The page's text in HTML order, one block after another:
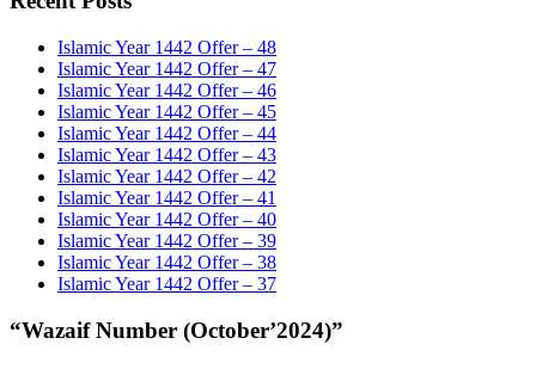
Islamic Year 1442 Offer – 48
Islamic Year 1442 Offer – 47
Islamic Year 1442 Offer – 46
Islamic Year 1442 Offer – 45
Islamic Year 1442 Offer – 44
Islamic Year 1442 Offer – 43
Islamic Year 1442 Offer – 42
Islamic Year 1442 Offer – 41
Islamic Year 1442 Offer – 40
Islamic Year 1442 Offer – 39
Islamic Year 1442 Offer – 38
Islamic Year 1442 Offer – 37
“Wazaif Number (October’2024)”